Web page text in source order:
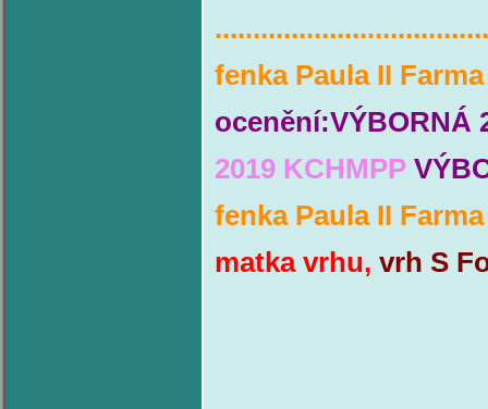
fenka Paula II
ocenění:VÝBORNÁ
2019 KCHMPP
fenka Paula II
matka vrhu, vrh S